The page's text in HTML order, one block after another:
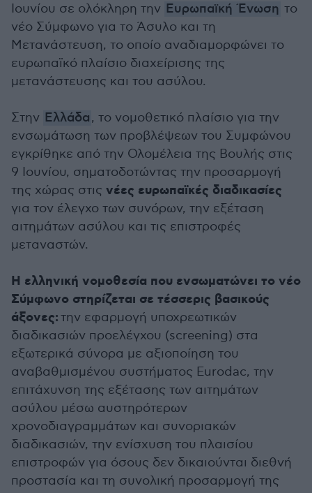
Ιουνίου σε ολόκληρη την Ευρωπαϊκή Ένωση το
νέο Σύμφωνο για το Άσυλο και τη
Μετανάστευση, το οποίο αναδιαμορφώνει το
ευρωπαϊκό πλαίσιο διαχείρισης της
μετανάστευσης και του ασύλου.
Στην Ελλάδα, το νομοθετικό πλαίσιο για την
ενσωμάτωση των προβλέψεων του Συμφώνου
εγκρίθηκε από την Ολομέλεια της Βουλής στις
9 Ιουνίου, σηματοδοτώντας την προσαρμογή
της χώρας στις νέες ευρωπαϊκές διαδικασίες
για τον έλεγχο των συνόρων, την εξέταση
αιτημάτων ασύλου και τις επιστροφές
μεταναστών.
Η ελληνική νομοθεσία που ενσωματώνει το νέο
Σύμφωνο στηρίζεται σε τέσσερις βασικούς
άξονες:την εφαρμογή υποχρεωτικών
διαδικασιών προελέγχου (screening) στα
εξωτερικά σύνορα με αξιοποίηση του
αναβαθμισμένου συστήματος Eurodac, την
επιτάχυνση της εξέτασης των αιτημάτων
ασύλου μέσω αυστηρότερων
χρονοδιαγραμμάτων και συνοριακών
διαδικασιών, την ενίσχυση του πλαισίου
επιστροφών για όσους δεν δικαιούνται διεθνή
προστασία και τη συνολική προσαρμογή της